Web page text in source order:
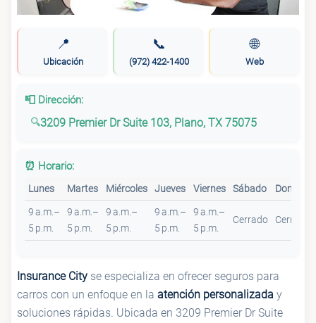
📍
Ubicación
📞
(972) 422-1400
🌐
Web
📮 Dirección:
3209 Premier Dr Suite 103, Plano, TX 75075
⏰ Horario:
Lunes Martes Miércoles Jueves Viernes Sábado Domingo
9 a.m.–
5 p.m.
9 a.m.–
5 p.m.
9 a.m.–
5 p.m.
9 a.m.–
5 p.m.
9 a.m.–
5 p.m.
Cerrado Cerrado
Insurance City se especializa en ofrecer seguros para
carros con un enfoque en la atención personalizada y
soluciones rápidas. Ubicada en 3209 Premier Dr Suite